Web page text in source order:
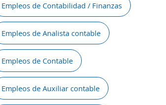
Empleos de Contabilidad / Finanzas
Empleos de Analista contable
Empleos de Contable
Empleos de Auxiliar contable